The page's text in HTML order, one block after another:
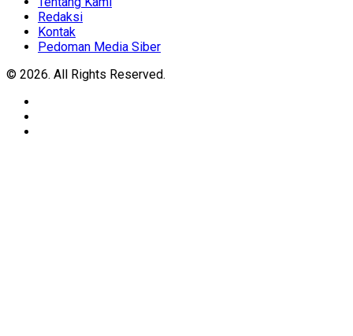
Redaksi
Kontak
Pedoman Media Siber
© 2026. All Rights Reserved.